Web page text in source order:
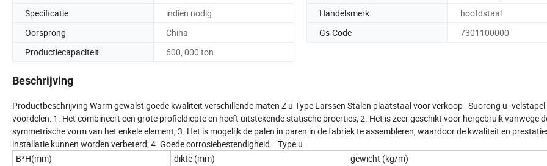
Specificatie
indien nodig Handelsmerk
hoofdstaal
Oorsprong
China Gs-Code
7301100000
Productiecapaciteit
600, 000 ton
Beschrijving
Productbeschrijving Warm gewalst goede kwaliteit verschillende maten Z u Type Larssen Stalen plaatstaal voor verkoop Suorong u -velstapel
voordelen: 1. Het combineert een grote profieldiepte en heeft uitstekende statische proerties; 2. Het is zeer geschikt voor hergebruik vanwege
symmetrische vorm van het enkele element; 3. Het is mogelijk de palen in paren in de fabriek te assembleren, waardoor de kwaliteit en
installatie kunnen worden verbeterd; 4. Goede corrosiebestendigheid. Type u.
B*H(mm)
dikte (mm)
gewicht (kg/m)